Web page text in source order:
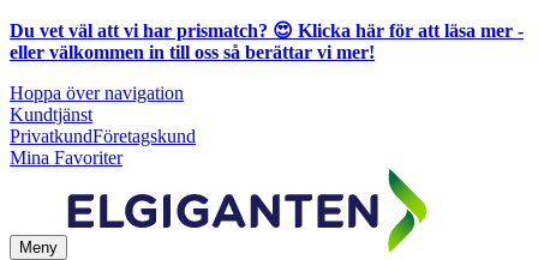
Du vet väl att vi har prismatch? 😍 Klicka här för att läsa mer -
eller välkommen in till oss så berättar vi mer!
Hoppa över navigation
Kundtjänst
PrivatkundFöretagskund
Mina Favoriter
Meny